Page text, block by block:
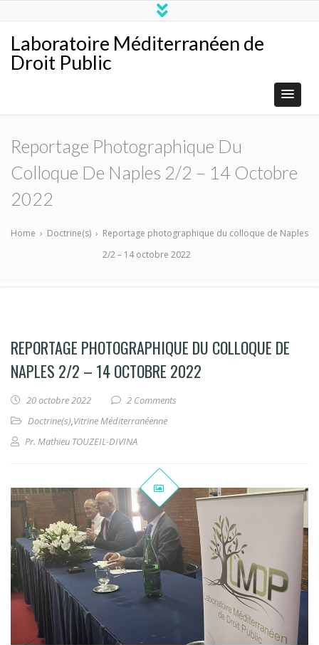
Laboratoire Méditerranéen de
Droit Public
Reportage Photographique Du
Colloque De Naples 2/2 – 14 Octobre
2022
Home › Doctrine(s) › Reportage photographique du colloque de Naples
2/2 – 14 octobre 2022
REPORTAGE PHOTOGRAPHIQUE DU COLLOQUE DE
NAPLES 2/2 – 14 OCTOBRE 2022
20 octobre 2022
2 Comments
Doctrine(s),Vitrine Méditerranéenne
Pr. Mathieu TOUZEIL-DIVINA